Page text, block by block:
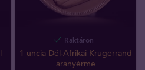
Raktáron
1 uncia Dél-Afrikai Krugerrand
aranyérme